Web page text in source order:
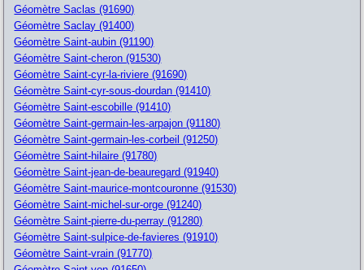
Géomètre Saclas (91690)
Géomètre Saclay (91400)
Géomètre Saint-aubin (91190)
Géomètre Saint-cheron (91530)
Géomètre Saint-cyr-la-riviere (91690)
Géomètre Saint-cyr-sous-dourdan (91410)
Géomètre Saint-escobille (91410)
Géomètre Saint-germain-les-arpajon (91180)
Géomètre Saint-germain-les-corbeil (91250)
Géomètre Saint-hilaire (91780)
Géomètre Saint-jean-de-beauregard (91940)
Géomètre Saint-maurice-montcouronne (91530)
Géomètre Saint-michel-sur-orge (91240)
Géomètre Saint-pierre-du-perray (91280)
Géomètre Saint-sulpice-de-favieres (91910)
Géomètre Saint-vrain (91770)